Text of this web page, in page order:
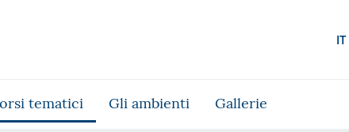
IT
tematici Gli ambienti Gallerie